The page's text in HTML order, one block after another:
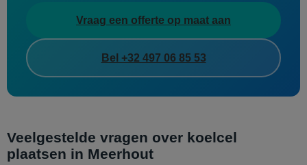
Vraag een offerte op maat aan
Bel +32 497 06 85 53
Veelgestelde vragen over koelcel
plaatsen in Meerhout